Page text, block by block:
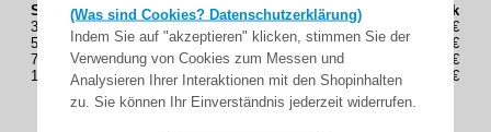
(Was sind Cookies? Datenschutzerklärung)
Indem Sie auf "akzeptieren" klicken, stimmen Sie der
Verwendung von Cookies zum Messen und
Analysieren Ihrer Interaktionen mit den Shopinhalten
zu. Sie können Ihr Einverständnis jederzeit widerrufen.
Staffelung (Stück)
Preis(Brutto) / Stück
3
12,45€
5
12,20€
7
11,95€
10
11,45€